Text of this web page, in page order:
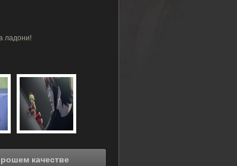
ладони!
Ускоренная девушка (2019) в хорошем качестве